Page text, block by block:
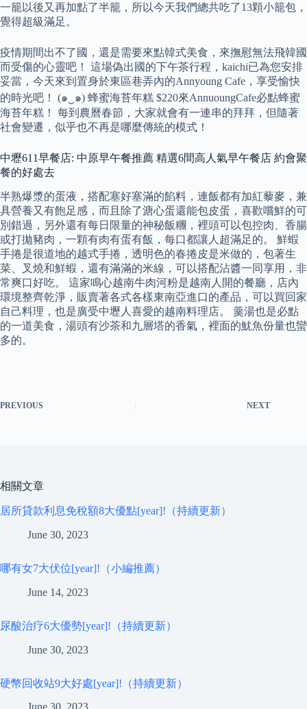
一籠以後又再加點了半籠，所以今天我們總共吃了13顆小籠包，
覺得超級滿足。
疫情期間出不了國，還是需要來點韓式美食，來撫慰無法飛韓國
而受傷的心靈吧！ 這場偽出國的下午茶行程，kaichi已為您安排
妥當，今天來到置身於東區巷弄內的Annyoung Cafe，享受愉快
的時光吧！ (๑️‿️๑) 蜂蜜海苔年糕 $220來AnnuoungCafe必點蜂蜜
海苔年糕！ 每到農曆春節，大家就會有一連串的拜拜，但隨著
社會變遷，似乎也不再是哪麼傳統的模式！
中壢611早餐店: 中原早午餐推薦 精選6間高人氣早午餐店 約會聚
餐的好處去
半熟爆漿的蛋液，搭配塞好塞滿的餡料，連飯都有加紅藜麥，兼
具營養又有飽足感，而且除了溏心蛋還能包皮蛋，喜歡嚐鮮的可
別錯過，另外還有每日限量的神秘飯糰，裡頭可以包控肉、香腸
或打拋豬肉，一顆有肉有蛋有飯，每口都讓人超滿足的。 鮮蝦
手捲是很道地的越式手捲，透明色的春捲皮是米做的，包著生
菜、叉燒和鮮蝦，還有滿滿的米線，可以搭配沾醬一同享用，非
常爽口好吃。 這家鳴心越南牛肉河粉是越南人開的餐廳，店內
環境整齊乾淨，販賣著各式各樣東南亞進口的產品，可以買回家
自己料理，也是廣受中壢人喜愛的越南料理店。 羹湯也是必點
的一道美食，湯頭有沙茶和九層塔的香氣，裡面的魷魚份量也蠻
多的。
PREVIOUS NEXT
相關文章
居所貸款利息免稅額8大優點[year]!（持續更新）
June 30, 2023
哪有女7大伏位[year]!（小編推薦）
June 14, 2023
尿酸治疗6大優勢[year]!（持續更新）
June 30, 2023
硬幣回收站9大好處[year]!（持續更新）